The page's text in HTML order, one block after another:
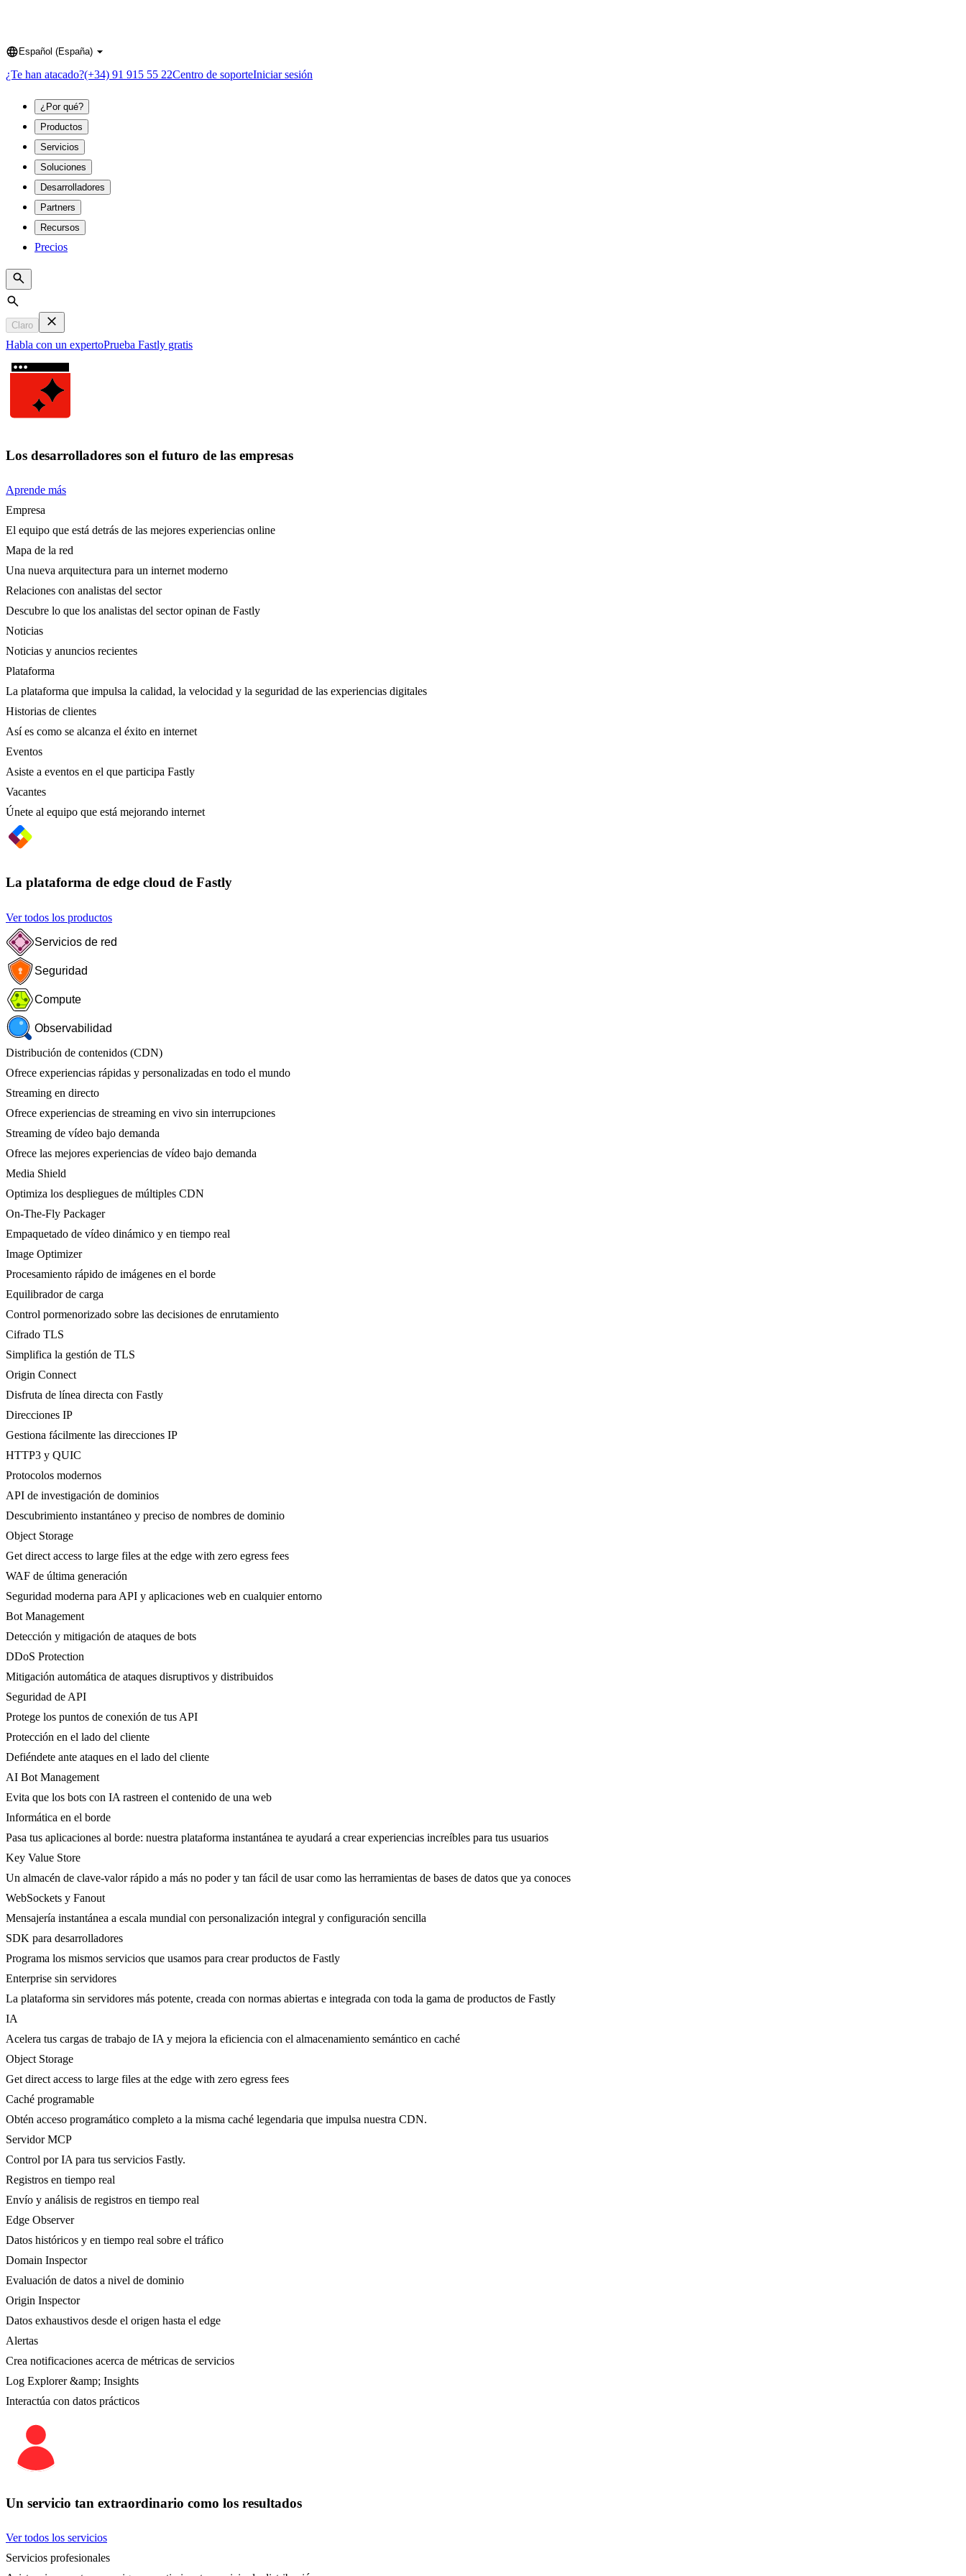
Language
Español (España)
¿Te han atacado?(+34) 91 915 55 22Centro de soporteIniciar sesión
¿Por qué?
Productos
Servicios
Soluciones
Desarrolladores
Partners
Recursos
Precios
Search
Claro
Habla con un expertoPrueba Fastly gratis
Los desarrolladores son el futuro de las empresas
Aprende más
Empresa
El equipo que está detrás de las mejores experiencias online
Mapa de la red
Una nueva arquitectura para un internet moderno
Relaciones con analistas del sector
Descubre lo que los analistas del sector opinan de Fastly
Noticias
Noticias y anuncios recientes
Plataforma
La plataforma que impulsa la calidad, la velocidad y la seguridad de las experiencias digitales
Historias de clientes
Así es como se alcanza el éxito en internet
Eventos
Asiste a eventos en el que participa Fastly
Vacantes
Únete al equipo que está mejorando internet
La plataforma de edge cloud de Fastly
Ver todos los productos
Servicios de red
Seguridad
Compute
Observabilidad
Distribución de contenidos (CDN)
Ofrece experiencias rápidas y personalizadas en todo el mundo
Streaming en directo
Ofrece experiencias de streaming en vivo sin interrupciones
Streaming de vídeo bajo demanda
Ofrece las mejores experiencias de vídeo bajo demanda
Media Shield
Optimiza los despliegues de múltiples CDN
On-The-Fly Packager
Empaquetado de vídeo dinámico y en tiempo real
Image Optimizer
Procesamiento rápido de imágenes en el borde
Equilibrador de carga
Control pormenorizado sobre las decisiones de enrutamiento
Cifrado TLS
Simplifica la gestión de TLS
Origin Connect
Disfruta de línea directa con Fastly
Direcciones IP
Gestiona fácilmente las direcciones IP
HTTP3 y QUIC
Protocolos modernos
API de investigación de dominios
Descubrimiento instantáneo y preciso de nombres de dominio
Object Storage
Get direct access to large files at the edge with zero egress fees
WAF de última generación
Seguridad moderna para API y aplicaciones web en cualquier entorno
Bot Management
Detección y mitigación de ataques de bots
DDoS Protection
Mitigación automática de ataques disruptivos y distribuidos
Seguridad de API
Protege los puntos de conexión de tus API
Protección en el lado del cliente
Defiéndete ante ataques en el lado del cliente
AI Bot Management
Evita que los bots con IA rastreen el contenido de una web
Informática en el borde
Pasa tus aplicaciones al borde: nuestra plataforma instantánea te ayudará a crear experiencias increíbles para tus usuarios
Key Value Store
Un almacén de clave-valor rápido a más no poder y tan fácil de usar como las herramientas de bases de datos que ya conoces
WebSockets y Fanout
Mensajería instantánea a escala mundial con personalización integral y configuración sencilla
SDK para desarrolladores
Programa los mismos servicios que usamos para crear productos de Fastly
Enterprise sin servidores
La plataforma sin servidores más potente, creada con normas abiertas e integrada con toda la gama de productos de Fastly
IA
Acelera tus cargas de trabajo de IA y mejora la eficiencia con el almacenamiento semántico en caché
Object Storage
Get direct access to large files at the edge with zero egress fees
Caché programable
Obtén acceso programático completo a la misma caché legendaria que impulsa nuestra CDN.
Servidor MCP
Control por IA para tus servicios Fastly.
Registros en tiempo real
Envío y análisis de registros en tiempo real
Edge Observer
Datos históricos y en tiempo real sobre el tráfico
Domain Inspector
Evaluación de datos a nivel de dominio
Origin Inspector
Datos exhaustivos desde el origen hasta el edge
Alertas
Crea notificaciones acerca de métricas de servicios
Log Explorer &amp; Insights
Interactúa con datos prácticos
Un servicio tan extraordinario como los resultados
Ver todos los servicios
Servicios profesionales